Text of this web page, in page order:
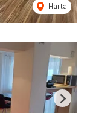
Harta
Next